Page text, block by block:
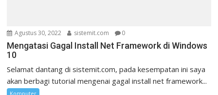
Agustus 30, 2022 sistemit.com 0
Mengatasi Gagal Install Net Framework di Windows
10
Selamat dantang di sistemit.com, pada kesempatan ini saya
akan berbagi tutorial mengenai gagal install net framework...
Komputer